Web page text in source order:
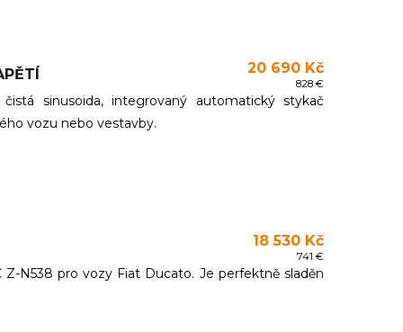
20 690 Kč
828 €
sinusoida, integrovaný automatický stykač
vozu nebo vestavby.
18 530 Kč
741 €
N538 pro vozy Fiat Ducato. Je perfektně sladěn